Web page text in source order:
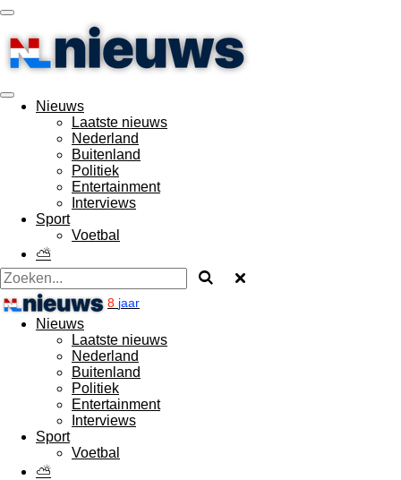
Ga
naar
de
Nieuws
Laatste nieuws
Nederland
Buitenland
Politiek
Entertainment
Interviews
Sport
Voetbal
⛅
8 jaar
Nieuws
Laatste nieuws
Nederland
Buitenland
Politiek
Entertainment
Interviews
Sport
Voetbal
⛅